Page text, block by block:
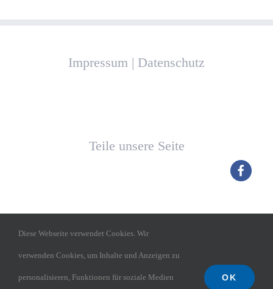
Impressum | Datenschutz
Teile unsere Seite
Diese Webseite verwendet Cookies. Wir
verwenden Cookies, um Inhalte und Anzeigen zu
personalisieren, Funktionen für soziale Medien OK